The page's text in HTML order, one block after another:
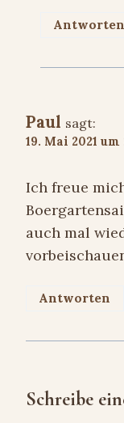
Antworten
Paul sagt:
19. Mai 2021 um
Ich freue
auch mal
Antworten
Schreibe